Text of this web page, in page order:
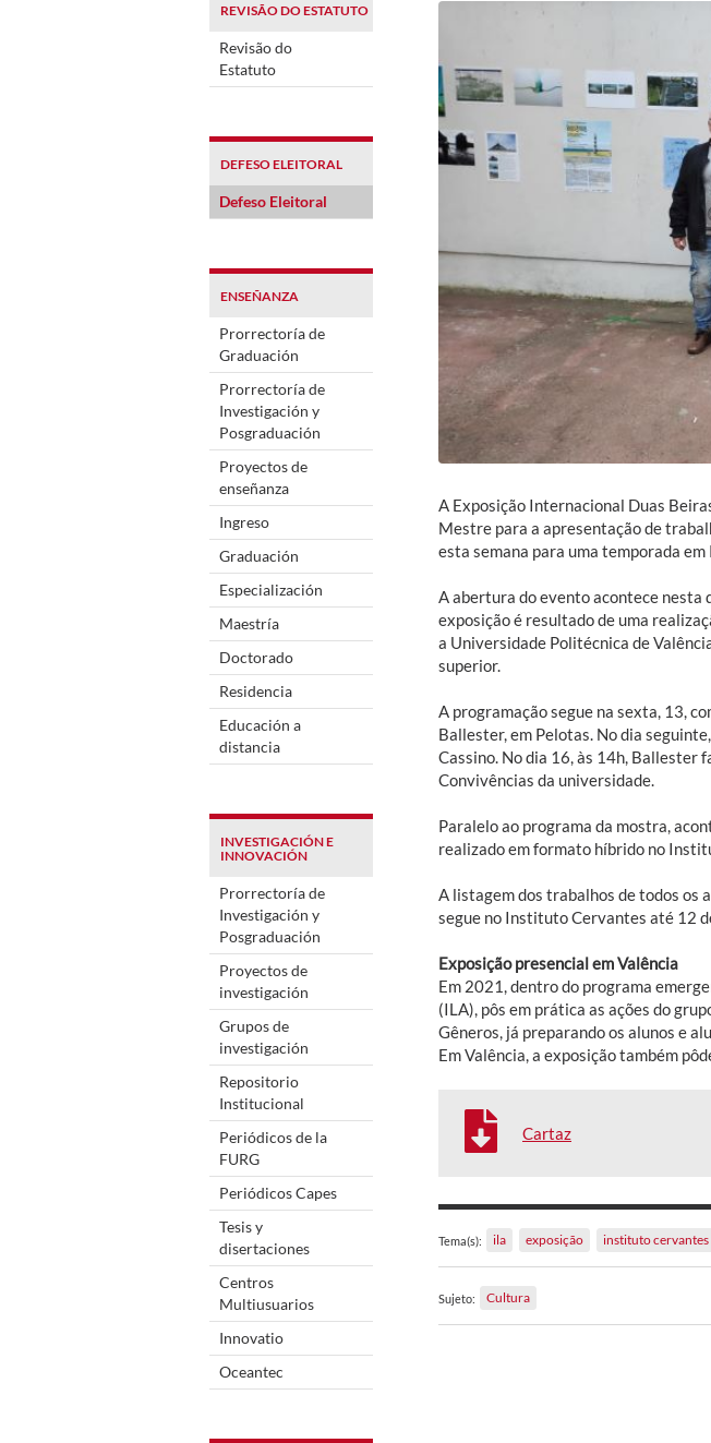
REVISÃO DO ESTATUTO
Revisão do
Estatuto
DEFESO ELEITORAL
Defeso Eleitoral
ENSEÑANZA
Prorrectoría de
Graduación
Prorrectoría de
Investigación y
Posgraduación
Proyectos de
enseñanza
Ingreso
Graduación
Especialización
Maestría
Doctorado
Residencia
Educación a
distancia
INVESTIGACIÓN E
INNOVACIÓN
Prorrectoría de
Investigación y
Posgraduación
Proyectos de
investigación
Grupos de
investigación
Repositorio
Institucional
Periódicos de la
FURG
Periódicos Capes
Tesis y
disertaciones
Centros
Multiusuarios
Innovatio
Oceantec
A Exposição Internacional Duas
Mestre para a apresentação de
esta semana para uma temporada
A abertura do evento acontece
exposição é resultado de uma
a Universidade Politécnica de
superior.
A programação segue na sexta, 13,
Ballester, em Pelotas. No dia
Cassino. No dia 16, às 14h, Ballester
Convivências da universidade.
Paralelo ao programa da mostra,
realizado em formato híbrido no
A listagem dos trabalhos de todos
segue no Instituto Cervantes até 12
Exposição presencial em Valência
Em 2021, dentro do programa
(ILA), pôs em prática as ações do
Gêneros, já preparando os alunos e
Em Valência, a exposição também
Cartaz
Tema(s): ila exposição instituto cervantes
Sujeto: Cultura